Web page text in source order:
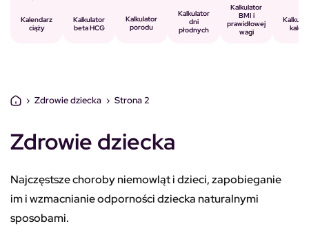
Kalendarz
ciąży
Kalkulator
beta HCG
Kalkulator
porodu
Kalkulator
dni
płodnych
Kalkulator
BMI i
prawidłowej
wagi
kalorii
› Zdrowie dziecka › Strona 2
Zdrowie dziecka
Najczęstsze choroby niemowląt i dzieci, zapobieganie
im i wzmacnianie odporności dziecka naturalnymi
sposobami.